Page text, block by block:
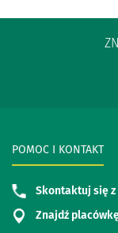
POMOC I KONTAKT
Skontaktuj się z
Znajdź